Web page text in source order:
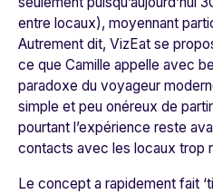
entre locaux), moyennant
Autrement dit, VizEat se
ce que Camille appelle avec
paradoxe du voyageur
simple et peu onéreux de
pourtant l’expérience reste
contacts avec les locaux trop
Le concept a rapidement fait